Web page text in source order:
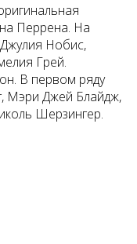
Перрена. На
Нобис,
Грей.
В первом ряду
Мэри Джей Блайдж,
Шерзингер.